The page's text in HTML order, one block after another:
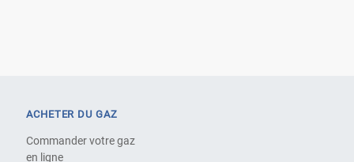
ACHETER DU GAZ
Commander votre gaz
en ligne